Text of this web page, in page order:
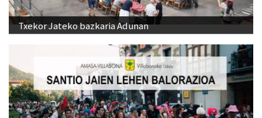
Txekor Jateko bazkaria Adunan